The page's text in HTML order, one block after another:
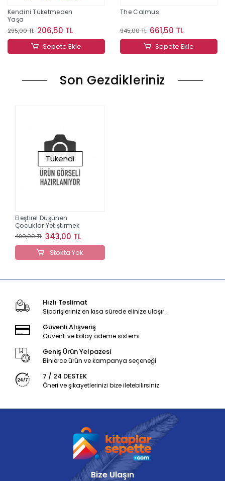
Kendini Tüketmeden
Yaşa
295,00 TL 206,50 TL
Sepete Ekle
The Calmus.
945,00 TL 661,50 TL
Sepete Ekle
Son Gezdikleriniz
Tükendi
Eleştirel Düşünen
Çocuklar Yetiştirmek
490,00 TL 343,00 TL
Stokta Yok
Hızlı Teslimat
Siparişleriniz en kısa sürede elinize ulaşır.
Güvenli Alışveriş
Güvenli ve kolay ödeme sistemi
Geniş Ürün Yelpazesi
Binlerce ürün ve kampanya seçeneği
7 / 24 DESTEK
Öneri ve şikayetlerinizi bize iletebilirsiniz.
Bize Ulaşın